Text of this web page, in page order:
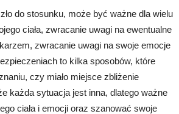
do stosunku, może być ważne dla wielu
ciała, zwracanie uwagi na ewentualne
zwracanie uwagi na swoje emocje
to kilka sposobów, które
czy miało miejsce zbliżenie
każda sytuacja jest inna, dlatego ważne
ciała i emocji oraz szanować swoje